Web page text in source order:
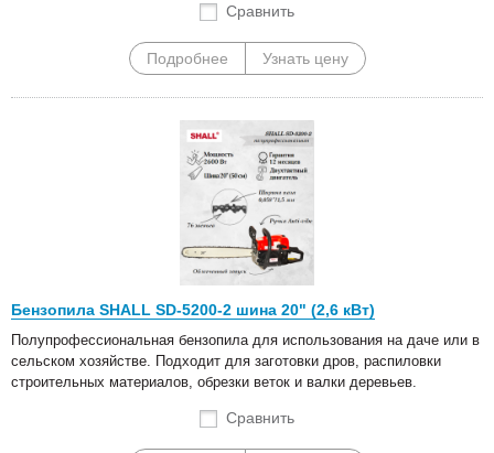
Сравнить
Подробнее Узнать цену
Бензопила SHALL SD-5200-2 шина 20" (2,6 кВт)
Полупрофессиональная бензопила для использования на даче или в
сельском хозяйстве. Подходит для заготовки дров, распиловки
строительных материалов, обрезки веток и валки деревьев.
Сравнить